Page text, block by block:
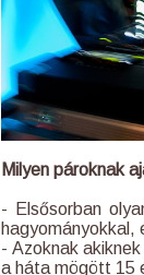
Milyen pároknak
- Elsősorban
- Azoknak
a háta mögött 15